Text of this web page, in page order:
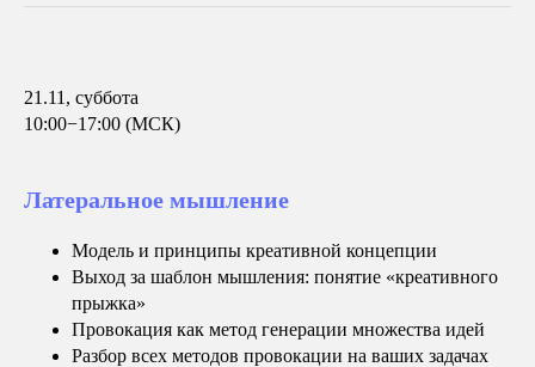
21.11, суббота
10:00−17:00 (МСК)
Латеральное мышление
Модель и принципы креативной концепции
Выход за шаблон мышления: понятие «креативного
прыжка»
Провокация как метод генерации множества идей
Разбор всех методов провокации на ваших задачах